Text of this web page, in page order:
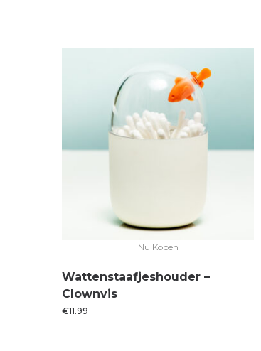
Nu Kopen
Wattenstaafjeshouder –
Clownvis
€11.99